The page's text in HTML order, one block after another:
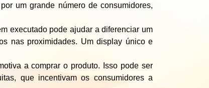
um grande número de consumidores,
executado pode ajudar a diferenciar um
nas proximidades. Um display único e
a comprar o produto. Isso pode ser
que incentivam os consumidores a